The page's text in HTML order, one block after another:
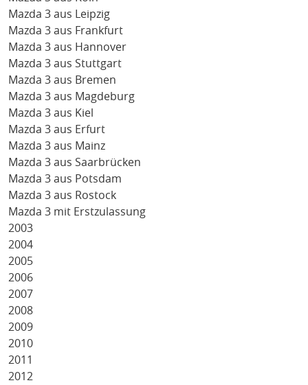
Mazda 3 aus Leipzig
Mazda 3 aus Frankfurt
Mazda 3 aus Hannover
Mazda 3 aus Stuttgart
Mazda 3 aus Bremen
Mazda 3 aus Magdeburg
Mazda 3 aus Kiel
Mazda 3 aus Erfurt
Mazda 3 aus Mainz
Mazda 3 aus Saarbrücken
Mazda 3 aus Potsdam
Mazda 3 aus Rostock
Mazda 3 mit Erstzulassung
2003
2004
2005
2006
2007
2008
2009
2010
2011
2012